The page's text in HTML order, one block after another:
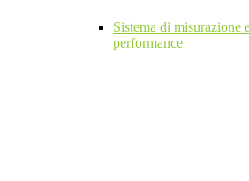
Sistema di misurazione
performance